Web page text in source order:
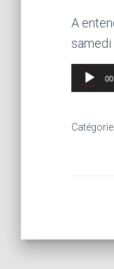
A
samedi
Lecteur
audio